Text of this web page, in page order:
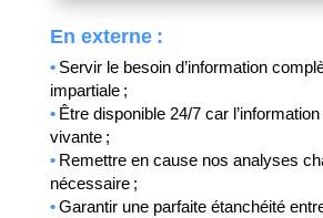
En externe :
•Servir le besoin d’information
impartiale ;
•Être disponible 24/7 car
vivante ;
•Remettre en cause nos analyses
nécessaire ;
•Garantir une parfaite étanchéité